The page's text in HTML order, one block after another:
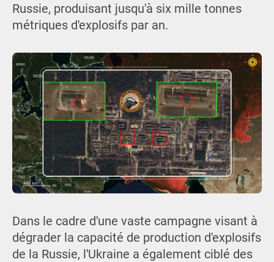
Russie, produisant jusqu'à six mille tonnes
métriques d'explosifs par an.
Dans le cadre d'une vaste campagne visant à
dégrader la capacité de production d'explosifs
de la Russie, l'Ukraine a également ciblé des